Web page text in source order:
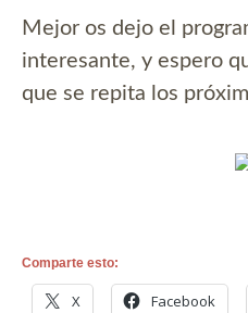
Mejor os dejo el
interesante, y espero
que se repita los
Comparte esto:
X Facebook